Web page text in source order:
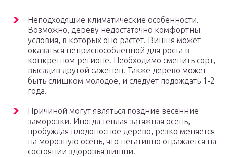
Неподходящие климатические особенности.
Возможно, дереву недостаточно комфортны
условия, в которых оно растет. Вишня может
оказаться неприспособленной для роста в
конкретном регионе. Необходимо сменить сорт,
высадив другой саженец. Также дерево может
быть слишком молодое, и следует подождать 1-2
года.
Причиной могут являться поздние весенние
заморозки. Иногда теплая затяжная осень,
пробуждая плодоносное дерево, резко меняется
на морозную осень, что негативно отражается на
состоянии здоровья вишни.